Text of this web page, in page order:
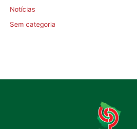
Notícias
Sem categoria